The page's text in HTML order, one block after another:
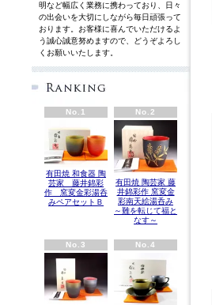
明など幅広く業務に携わっており、日々
の出会いを大切にしながら毎日頑張って
おります。お客様に喜んでいただけるよ
う誠心誠意努めますので、どうぞよろし
くお願いいたします。
No.1
有田焼 和食器 陶
芸家 藤井錦彩
作 窯変金彩湯呑
みペアセットＢ
No.2
有田焼 陶芸家 藤
井錦彩作 窯変金
彩南天絵湯呑み
～難を転じて福と
なす～
No.3 No.4